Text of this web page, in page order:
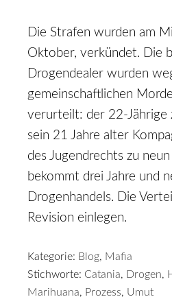
Die Strafen wurden am
Oktober, verkündet. Die
Drogendealer wurden
gemeinschaftlichen
verurteilt: der 22-Jährige
sein 21 Jahre alter
des Jugendrechts zu neun
bekommt drei Jahre und
Drogenhandels. Die
Revision einlegen.
Kategorie: Blog, Mafia
Stichworte: Catania, Drogen,
Marihuana, Prozess, Umut